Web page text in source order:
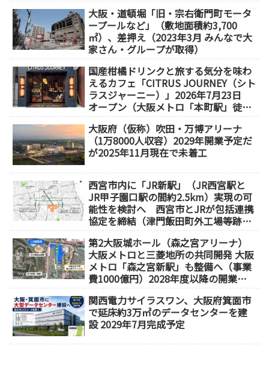
大阪・道頓堀「旧・宗右衛門町モータ
ープールなど」（敷地面積約3,700
㎡）、差押え（2023年3月 みんなで大
家さん・グループが取得）
国産柑橘ドリンクと旅する気分を味わ
えるカフェ「CITRUS JOURNEY（シト
ラスジャーニー）」2026年7月23日
オープン（大阪メトロ「本町駅」徒歩
大阪府（仮称）吹田・万博アリーナ
（1万8000人収容）2029年開業予定だ
が2025年11月現在で未着工
西宮市内に「JR新駅」（JR西宮駅と
JR甲子園口駅の間約2.5km）実現の可
能性を検討へ 西宮市とJRが包括連携
協定を締結（津門飯田町外工場等跡
第2大阪城ホール（森之宮アリーナ）
大阪メトロと三菱地所の共同開発 大阪
メトロ「森之宮新駅」も整備へ（事業
費1000億円）2028年度以降の開業
関西電力サイラスワン、大阪府箕面市
で延床約3万㎡のデータセンターを建
設 2029年7月完成予定